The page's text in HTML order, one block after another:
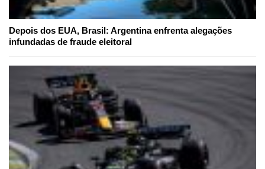
Depois dos EUA, Brasil: Argentina enfrenta alegações
infundadas de fraude eleitoral